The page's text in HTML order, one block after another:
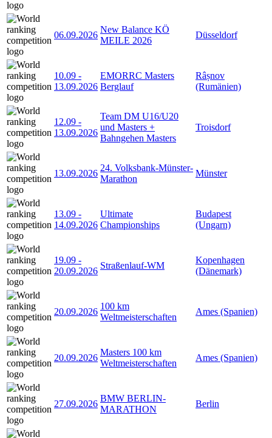
06.09.2026
New Balance KÖ
MEILE 2026
Düsseldorf
10.09 -
13.09.2026
EMORRC Masters
Berglauf
Râșnov
(Rumänien)
12.09 -
13.09.2026
Team DM U16/U20
und Masters +
Bahngehen Masters
Troisdorf
13.09.2026
24. Volksbank-Münster-
Marathon
Münster
13.09 -
14.09.2026
Ultimate
Championships
Budapest
(Ungarn)
19.09 -
20.09.2026
Straßenlauf-WM
Kopenhagen
(Dänemark)
20.09.2026
100 km
Weltmeisterschaften
Ames (Spanien)
20.09.2026
Masters 100 km
Weltmeisterschaften
Ames (Spanien)
27.09.2026
BMW BERLIN-
MARATHON
Berlin